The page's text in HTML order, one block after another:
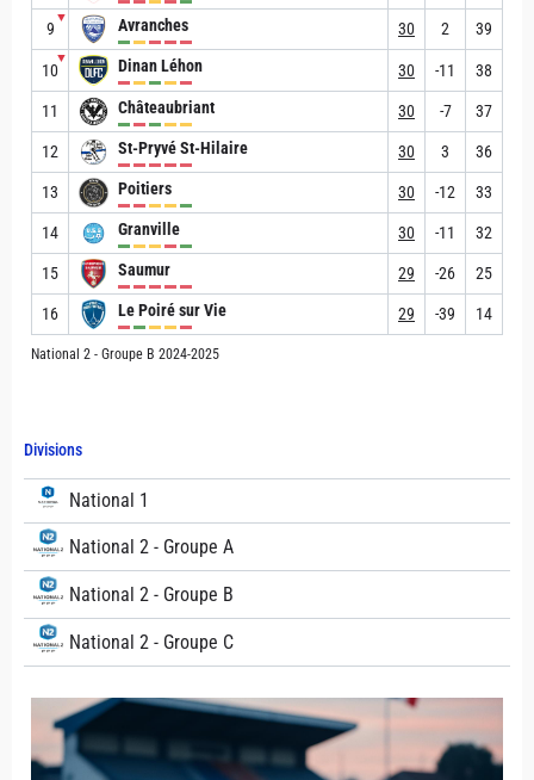
Divisions
National 1
National 2 - Groupe A
National 2 - Groupe B
National 2 - Groupe C
9
▼ Avranches 30 2 39
10
▼ Dinan Léhon 30 -11 38
11 Châteaubriant 30 -7 37
12 St-Pryvé St-Hilaire 30 3 36
13 Poitiers 30 -12 33
14 Granville 30 -11 32
15 Saumur 29 -26 25
16 Le Poiré sur Vie 29 -39 14
National 2 - Groupe B 2024-2025